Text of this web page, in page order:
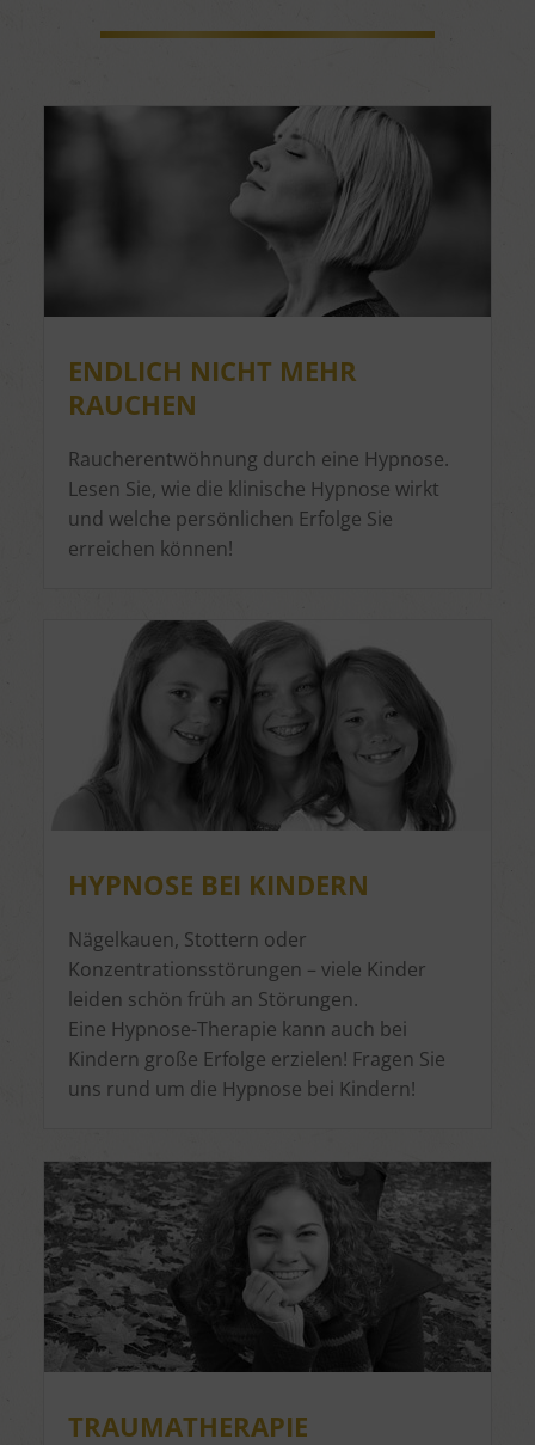
ENDLICH NICHT MEHR
RAUCHEN
Raucherentwöhnung durch eine Hypnose.
Lesen Sie, wie die klinische Hypnose wirkt
und welche persönlichen Erfolge Sie
erreichen können!
HYPNOSE BEI KINDERN
Nägelkauen, Stottern oder
Konzentrationsstörungen – viele Kinder
leiden schön früh an Störungen.
Eine Hypnose-Therapie kann auch bei
Kindern große Erfolge erzielen! Fragen Sie
uns rund um die Hypnose bei Kindern!
TRAUMATHERAPIE